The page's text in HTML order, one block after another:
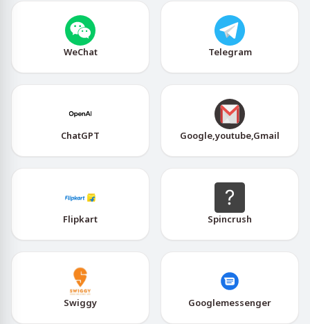
WeChat Telegram
ChatGPT Google,youtube,Gmail
Flipkart Spincrush
Swiggy Googlemessenger